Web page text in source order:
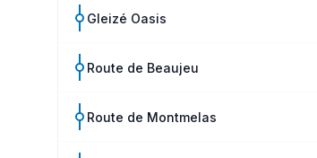
Gleizé Oasis
Route de Beaujeu
Route de Montmelas